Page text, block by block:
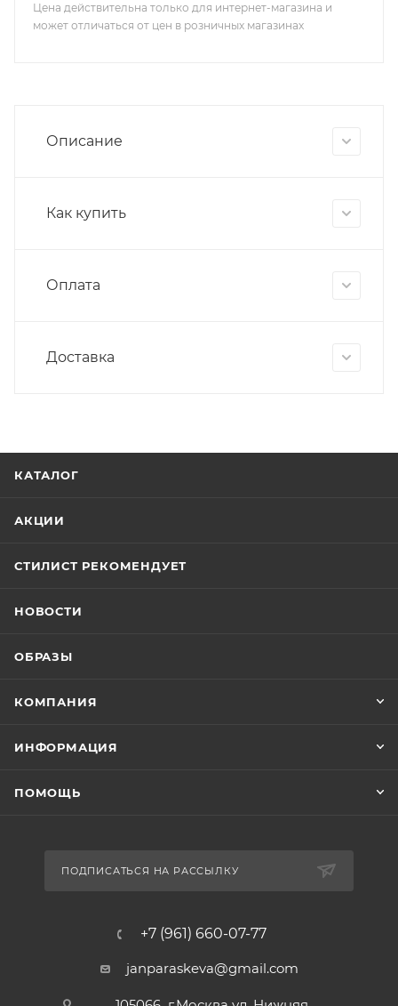
Цена действительна только для интернет-магазина и
может отличаться от цен в розничных магазинах
Описание
Как купить
Оплата
Доставка
КАТАЛОГ
АКЦИИ
СТИЛИСТ РЕКОМЕНДУЕТ
НОВОСТИ
ОБРАЗЫ
КОМПАНИЯ
ИНФОРМАЦИЯ
ПОМОЩЬ
ПОДПИСАТЬСЯ НА РАССЫЛКУ
+7 (961) 660-07-77
janparaskeva@gmail.com